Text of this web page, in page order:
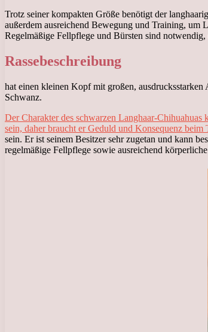
Trotz seiner kompakten Größe benötigt der
außerdem ausreichend Bewegung und Training, um
Regelmäßige Fellpflege und Bürsten sind
Rassebeschreibung
hat einen kleinen Kopf mit großen,
Schwanz.
Der Charakter des schwarzen Langhaar-
sein, daher braucht er Geduld und Konsequenz beim
sein. Er ist seinem Besitzer sehr zugetan und kann
regelmäßige Fellpflege sowie ausreichend